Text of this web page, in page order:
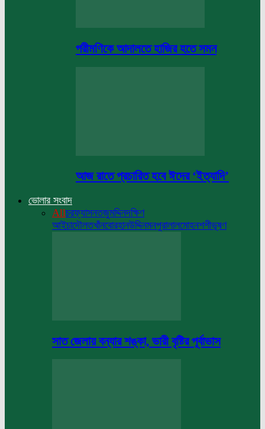
পরীমণিকে আদালতে হাজির হতে সমন
আজ রাতে প্রচারিত হবে ঈদের ‘ইত্যাদি’
ভোলার সংবাদ
Allচরফ্যাসনতজুমদ্দিনদক্ষিণ
আইচাদৌলতখাঁনবোরহানউদ্দিনমনপুরালালমোহনশশীভূষণ
সাত জেলায় বন্যার শঙ্কা, ভারী বৃষ্টির পূর্বাভাস